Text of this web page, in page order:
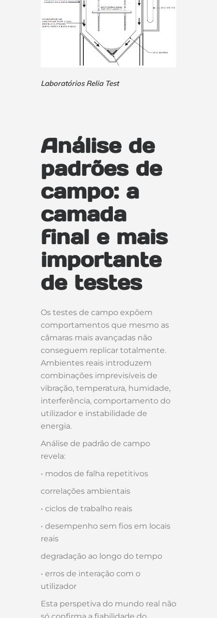
Laboratórios Relia Test
Análise de
padrões de
campo: a
camada
final e mais
importante
de testes
Os testes de campo expõem
comportamentos que mesmo as
câmaras mais avançadas não
conseguem replicar totalmente.
Ambientes reais introduzem
combinações imprevisíveis de
vibração, temperatura, humidade,
interferência, comportamento do
utilizador e instabilidade de
energia.
Análise de padrão de campo
revela:
• modos de falha repetitivos
correlações ambientais
• ciclos de trabalho reais
• desempenho sem fios em locais
reais
degradação ao longo do tempo
• erros de interação com o
utilizador
Esta perspetiva do mundo real não
só confirma a fiabilidade do